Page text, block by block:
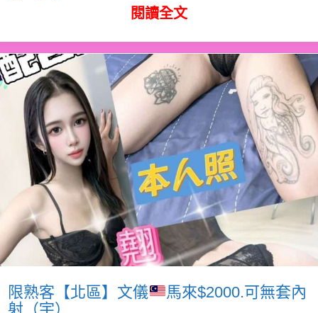
閱讀全文
限熟客【北區】文儀
馬來$2000.可無套內
射（宇）